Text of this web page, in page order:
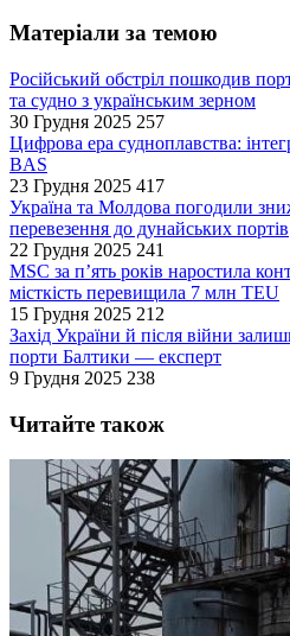
Матеріали за темою
Російський обстріл пошкодив
та судно з українським зерном
30 Грудня 2025 257
Цифрова ера судноплавства:
BAS
23 Грудня 2025 417
Україна та Молдова погодили
перевезення до дунайських портів
22 Грудня 2025 241
MSC за п’ять років наростила
місткість перевищила 7 млн TEU
15 Грудня 2025 212
Захід України й після війни
порти Балтики — експерт
9 Грудня 2025 238
Читайте також